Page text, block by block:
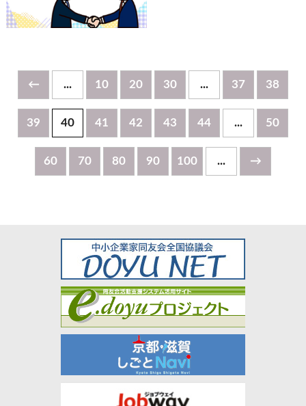
← ... 10 20 30 ... 37 38
39 40 41 42 43 44 ... 50
60 70 80 90 100 ... →